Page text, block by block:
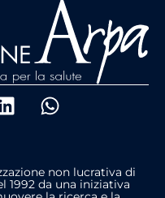
non lucrativa di
1992 da una iniziativa